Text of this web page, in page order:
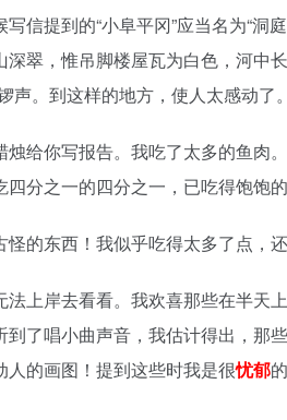
信提到的“小阜平冈”应当名为“
翠，惟吊脚楼屋瓦为白色，河中
声。到这样的地方，使人太感动
给你写报告。我吃了太多的鱼
分之一的四分之一，已吃得饱饱
的东西！我似乎吃得太多了点，还
上岸去看看。我欢喜那些在半
了唱小曲声音，我估计得出，那
的画图！提到这些时我是很忧郁